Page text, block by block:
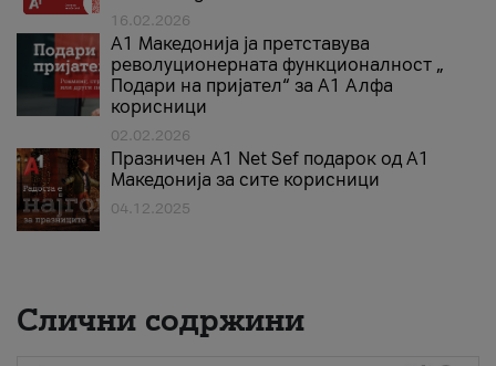
16.02.2026
А1 Македонија ја претставува
револуционерната функционалност „
Подари на пријател“ за А1 Алфа
корисници
02.02.2026
Празничен A1 Net Sеf подарок од А1
Македонија за сите корисници
04.12.2025
Слични содржини